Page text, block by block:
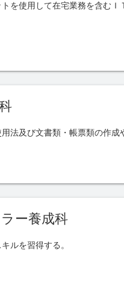
を使用して在宅業務を含む
法及び文書類・帳票類の作成
ー養成科
ルを習得する。